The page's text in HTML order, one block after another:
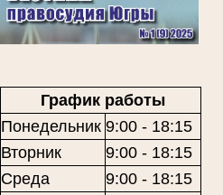
График работы
Понедельник 9:00 - 18:15
Вторник
9:00 - 18:15
Среда
9:00 - 18:15